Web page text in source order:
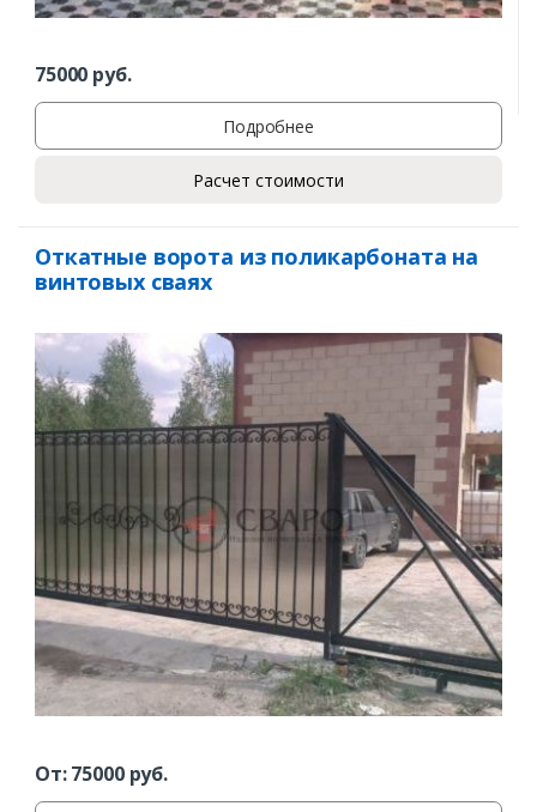
75000 руб.
Подробнее
Расчет стоимости
Откатные ворота из поликарбоната на
винтовых сваях
От:75000руб.